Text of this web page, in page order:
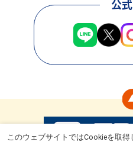
このウェブサイトではCookieを取
公